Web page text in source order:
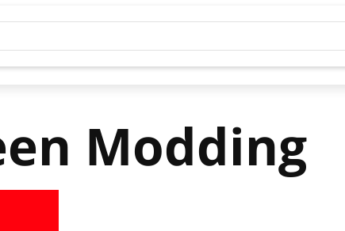
Modding